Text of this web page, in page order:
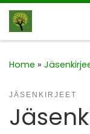
Skip to content
Home »
JÄSENKIRJEET